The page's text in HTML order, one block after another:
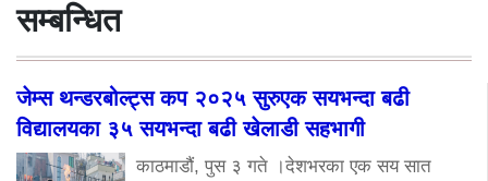
सम्बन्धित
जेम्स थन्डरबोल्ट्स कप २०२५ सुरुएक सयभन्दा बढी
विद्यालयका ३५ सयभन्दा बढी खेलाडी सहभागी
काठमाडौं, पुस ३ गते ।देशभरका एक सय सात